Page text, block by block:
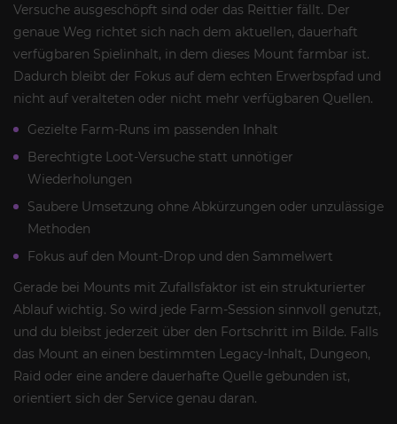
Versuche ausgeschöpft sind oder das Reittier fällt. Der
genaue Weg richtet sich nach dem aktuellen, dauerhaft
verfügbaren Spielinhalt, in dem dieses Mount farmbar ist.
Dadurch bleibt der Fokus auf dem echten Erwerbspfad und
nicht auf veralteten oder nicht mehr verfügbaren Quellen.
Gezielte Farm-Runs im passenden Inhalt
Berechtigte Loot-Versuche statt unnötiger
Wiederholungen
Saubere Umsetzung ohne Abkürzungen oder unzulässige
Methoden
Fokus auf den Mount-Drop und den Sammelwert
Gerade bei Mounts mit Zufallsfaktor ist ein strukturierter
Ablauf wichtig. So wird jede Farm-Session sinnvoll genutzt,
und du bleibst jederzeit über den Fortschritt im Bilde. Falls
das Mount an einen bestimmten Legacy-Inhalt, Dungeon,
Raid oder eine andere dauerhafte Quelle gebunden ist,
orientiert sich der Service genau daran.